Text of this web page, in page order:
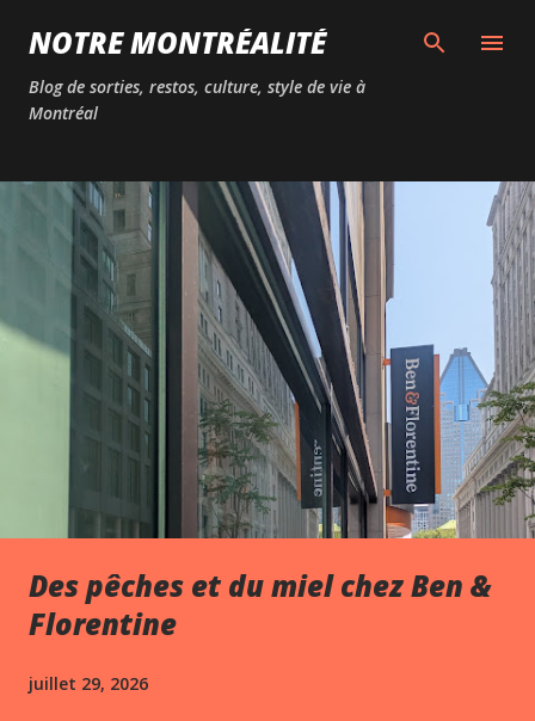
Passer au contenu principal
NOTRE MONTRÉALITÉ
Blog de sorties, restos, culture, style de vie à
Montréal
Des pêches et du miel chez Ben &
Florentine
juillet 29, 2026